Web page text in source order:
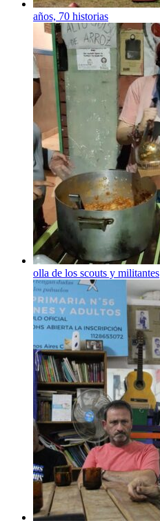
años, 70 historias
olla de los scouts y militantes